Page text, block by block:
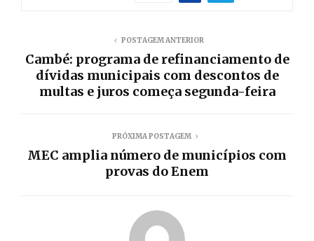
POSTAGEM ANTERIOR
Cambé: programa de refinanciamento de
dívidas municipais com descontos de
multas e juros começa segunda-feira
PRÓXIMA POSTAGEM
MEC amplia número de municípios com
provas do Enem